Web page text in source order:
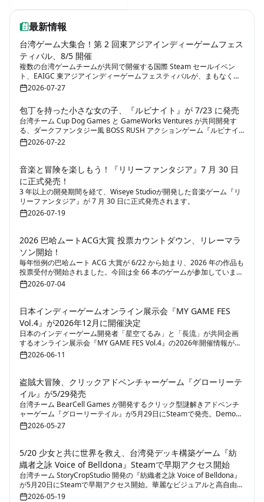
最新情報
台湾ゲーム大集合！第 2 回東アジアインディーゲームフェス
ティバル、8/5 開催
複数の台湾ゲームチームが共同で開催する国際 Steam セールイベン
ト、EAIGC 東アジアインディーゲームフェスティバルが、まもなく第
2 回を迎えます。
2026-07-27
包丁を持った小さな女の子、『ルビナイト』が 7/23 に発売
台湾チーム Cup Dog Games と GameWorks Ventures が共同開発す
る、ダークファンタジー風 BOSS RUSH アクションゲーム『ルビナイ
ト』が 7/23 に発売されます。
2026-07-22
音楽と冒険を楽しもう！『リリーファンタジア』7 月 30 日
に正式発売！
3 年以上の開発期間を経て、Wiseye Studioが開発した音楽ゲーム『リ
リーファンタジア』が 7 月 30 日に正式発売されます。
2026-07-19
2026 巴哈ムートACG大賞 投票カウントダウン、リレーマラ
ソン開始！
毎年恒例の巴哈ムート ACG 大賞が 6/22 から始まり、2026 年の作品も
投票受付が開始されました。今回は全 66 本のゲームが参加していま
す。2026-07-04
日本インディーゲームオンライン展示会『MY GAME FES
Vol.4』が2026年12月に開催決定
日本のインディーゲーム開発者「星空てるみ」と「長流」が共同企画
するオンライン展示会『MY GAME FES Vol.4』の2026年開催情報が公
開されました。本イベントは、インディーゲームクリエイターとプレ
イヤーの交流促進を理念とし、作品展示や新作PR、コミュニティ交流
2026-06-11
盗賊大冒険、クリックアドベンチャーゲーム『グローリーテ
イル』が5/29発売
台湾チーム BearCell Games が開発するクリック型謎解きアドベンチ
ャーゲーム『グローリーテイル』が5月29日にSteamで発売。Demo版
も同時公開中。
2026-05-27
5/20 少女と共に世界を救え、台湾発デッキ構築ゲーム『紡
織者之詠 Voice of Belldona』Steamで早期アクセス開始
台湾チーム StoryCropStudio 開発の『紡織者之詠 Voice of Belldona』
が5月20日にSteamで早期アクセス開始。華麗なビジュアルと高自由度
のデッキ構築が特徴。
2026-05-19